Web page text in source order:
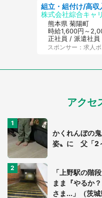
株式会社綜合キャ
熊本県 菊陽町
時給1,600円～
正社員 / 派遣社員
スポンサー：求人
アクセ
かくれんぼの
姿〟に 父「2
「上野駅の階
まま『やるか
さま...」（茨城